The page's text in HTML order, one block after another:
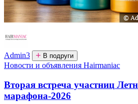
Admin3 В подруги
Новости и объявления Hairmaniac
Вторая встреча участниц
марафона-2026